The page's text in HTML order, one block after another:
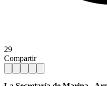
29
Compartir